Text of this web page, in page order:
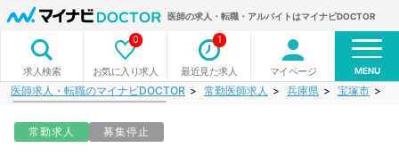
医師の求人・転職・アルバイトはマイナビDOCTOR
求人検索 お気に入り求人
0
最近見た求人
1
マイページ MENU
医師求人・転職のマイナビDOCTOR 常勤医師求人 兵庫県 宝塚市
常勤求人 募集停止